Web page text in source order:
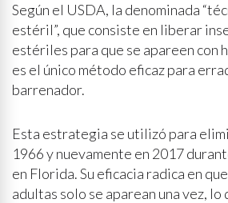
Según el USDA, la denominada
estéril”, que consiste en liberar
estériles para que se apareen con
es el único método eficaz para
barrenador.
Esta estrategia se utilizó para
1966 y nuevamente en 2017
en Florida. Su eficacia radica en
adultas solo se aparean una vez, lo